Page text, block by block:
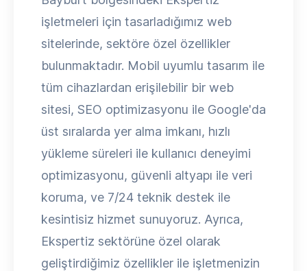
işletmeleri için tasarladığımız web
sitelerinde, sektöre özel özellikler
bulunmaktadır. Mobil uyumlu tasarım ile
tüm cihazlardan erişilebilir bir web
sitesi, SEO optimizasyonu ile Google'da
üst sıralarda yer alma imkanı, hızlı
yükleme süreleri ile kullanıcı deneyimi
optimizasyonu, güvenli altyapı ile veri
koruma, ve 7/24 teknik destek ile
kesintisiz hizmet sunuyoruz. Ayrıca,
Ekspertiz sektörüne özel olarak
geliştirdiğimiz özellikler ile işletmenizin